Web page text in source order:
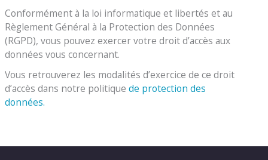
Conformément à la loi informatique et libertés et au
Règlement Général à la Protection des Données
(RGPD), vous pouvez exercer votre droit d’accès aux
données vous concernant.
Vous retrouverez les modalités d’exercice de ce droit
d’accès dans notre politiquede protection des
données.